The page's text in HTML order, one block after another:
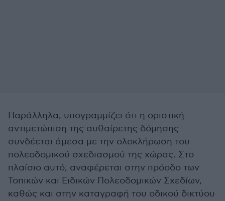
Παράλληλα, υπογραμμίζει ότι η οριστική
αντιμετώπιση της αυθαίρετης δόμησης
συνδέεται άμεσα με την ολοκλήρωση του
πολεοδομικού σχεδιασμού της χώρας. Στο
πλαίσιο αυτό, αναφέρεται στην πρόοδο των
Τοπικών και Ειδικών Πολεοδομικών Σχεδίων,
καθώς και στην καταγραφή του οδικού δικτύου